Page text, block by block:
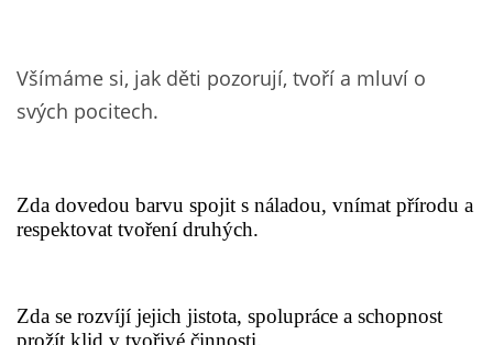
STOP ŠIKANĚ ANEB ŠIKANA BOLÍ
SADA EMOČNÍCH HER PRO DĚTI 3 - 4 ROKY
MERCH
Všímáme si, jak děti pozorují, tvoří a mluví o
svých pocitech.
Zda dovedou barvu spojit s náladou, vnímat přírodu a
respektovat tvoření druhých.
Zda se rozvíjí jejich jistota, spolupráce a schopnost
prožít klid v tvořivé činnosti.